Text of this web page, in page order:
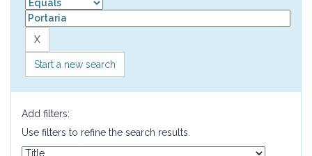
Start a new search
Add filters:
Use filters to refine the search results.